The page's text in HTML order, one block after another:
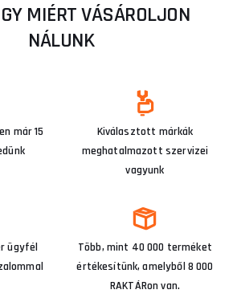
MIÉRT VÁSÁROLJON
NÁLUNK
már 15
Kiválasztott márkák
meghatalmazott szervizei
vagyunk
ügyfél
Több, mint 40 000 terméket
értékesítünk, amelyből 8 000
RAKTÁRon van.